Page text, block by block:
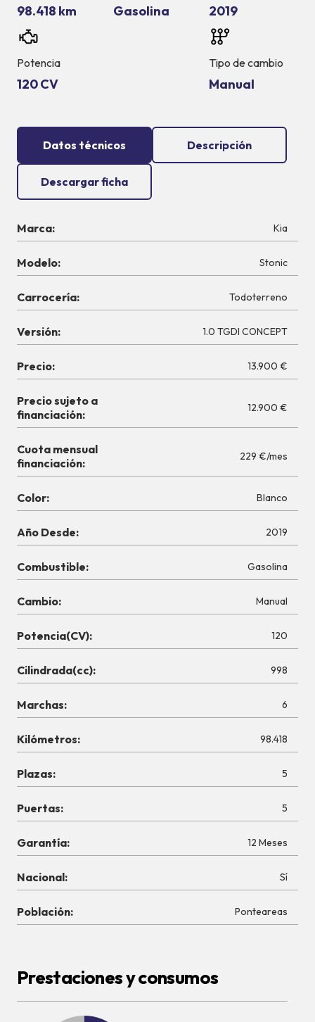
98.418 km Gasolina 2019
Potencia
120 CV
Tipo de cambio
Manual
Datos técnicos Descripción
Descargar ficha
Marca: Kia
Modelo: Stonic
Carrocería: Todoterreno
Versión: 1.0 TGDI CONCEPT
Precio: 13.900 €
Precio sujeto a
financiación:
12.900 €
Cuota mensual
financiación:
229 €/mes
Color: Blanco
Año Desde: 2019
Combustible: Gasolina
Cambio: Manual
Potencia(CV): 120
Cilindrada(cc): 998
Marchas: 6
Kilómetros: 98.418
Plazas: 5
Puertas: 5
Garantía: 12 Meses
Nacional: Sí
Población: Ponteareas
Prestaciones y consumos